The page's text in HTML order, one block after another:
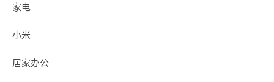
家电
小米
居家办公